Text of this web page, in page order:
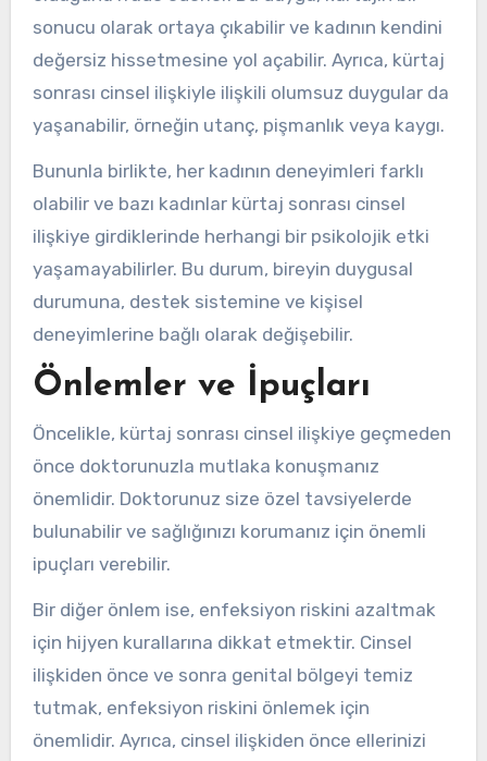
sonucu olarak ortaya çıkabilir ve kadının kendini
değersiz hissetmesine yol açabilir. Ayrıca, kürtaj
sonrası cinsel ilişkiyle ilişkili olumsuz duygular da
yaşanabilir, örneğin utanç, pişmanlık veya kaygı.
Bununla birlikte, her kadının deneyimleri farklı
olabilir ve bazı kadınlar kürtaj sonrası cinsel
ilişkiye girdiklerinde herhangi bir psikolojik etki
yaşamayabilirler. Bu durum, bireyin duygusal
durumuna, destek sistemine ve kişisel
deneyimlerine bağlı olarak değişebilir.
Önlemler ve İpuçları
Öncelikle, kürtaj sonrası cinsel ilişkiye geçmeden
önce doktorunuzla mutlaka konuşmanız
önemlidir. Doktorunuz size özel tavsiyelerde
bulunabilir ve sağlığınızı korumanız için önemli
ipuçları verebilir.
Bir diğer önlem ise, enfeksiyon riskini azaltmak
için hijyen kurallarına dikkat etmektir. Cinsel
ilişkiden önce ve sonra genital bölgeyi temiz
tutmak, enfeksiyon riskini önlemek için
önemlidir. Ayrıca, cinsel ilişkiden önce ellerinizi